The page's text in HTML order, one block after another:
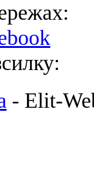
- Elit-